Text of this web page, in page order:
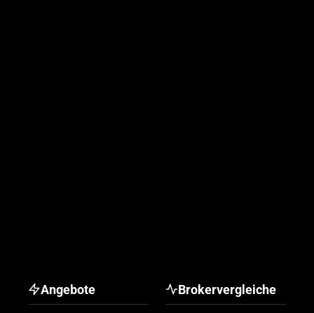
Angebote Brokervergleiche